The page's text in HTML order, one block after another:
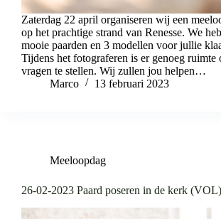
Zaterdag 22 april organiseren wij een
op het prachtige strand van Renesse. We
mooie paarden en 3 modellen voor jullie
Tijdens het fotograferen is er genoeg ruimte
vragen te stellen. Wij zullen jou helpen…
Marco
13 februari 2023
Meeloopdag
26-02-2023 Paard poseren in de kerk (VOL)